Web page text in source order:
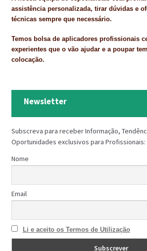
RECENTES
REPARAÇÃO DE BETÃO COM FERRO À VISTA
REVESTIMENTO DE TANQUES E SILOS
SOLICITAR COTAÇÃO
TINTAS
TRATAMENTO DECKS
assistência personalizada, tirar dúvidas e
técnicas sempre que necessário.
Temos bolsa de aplicadores profissionais
experientes que o vão ajudar e a poupar
colocação.
Newsletter
Subscreva para receber Informação,
Oportunidades exclusivos para Profissionais:
Nome
Email
Li e aceito os Termos de Utilização